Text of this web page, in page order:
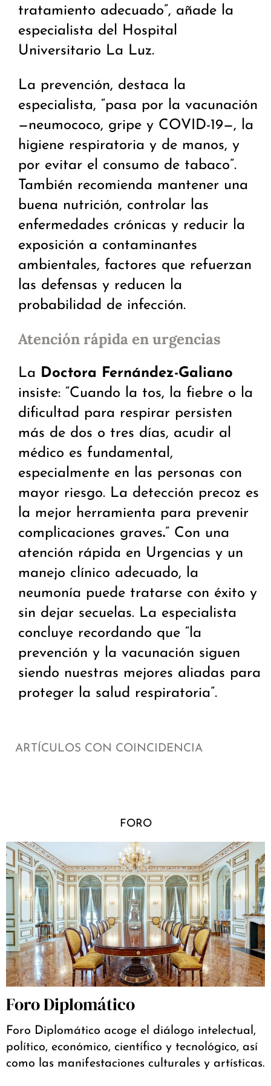
tratamiento adecuado”, añade la
especialista del Hospital
Universitario La Luz.
La prevención, destaca la
especialista, “pasa por la vacunación
—neumococo, gripe y COVID-19—, la
higiene respiratoria y de manos, y
por evitar el consumo de tabaco”.
También recomienda mantener una
buena nutrición, controlar las
enfermedades crónicas y reducir la
exposición a contaminantes
ambientales, factores que refuerzan
las defensas y reducen la
probabilidad de infección.
Atención rápida en urgencias
La Doctora Fernández-Galiano
insiste: “Cuando la tos, la fiebre o la
dificultad para respirar persisten
más de dos o tres días, acudir al
médico es fundamental,
especialmente en las personas con
mayor riesgo. La detección precoz es
la mejor herramienta para prevenir
complicaciones graves.” Con una
atención rápida en Urgencias y un
manejo clínico adecuado, la
neumonía puede tratarse con éxito y
sin dejar secuelas. La especialista
concluye recordando que “la
prevención y la vacunación siguen
siendo nuestras mejores aliadas para
proteger la salud respiratoria”.
ARTÍCULOS CON COINCIDENCIA
FORO
Foro Diplomático
Foro Diplomático acoge el diálogo intelectual,
político, económico, científico y tecnológico, así
como las manifestaciones culturales y artísticas.